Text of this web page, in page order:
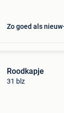
Zo goed als nieuw
Roodkapje
31 blz